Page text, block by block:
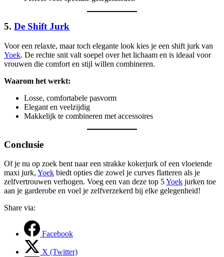
5. De Shift Jurk
Voor een relaxte, maar toch elegante look kies je een shift jurk van
Yoek. De rechte snit valt soepel over het lichaam en is ideaal voor
vrouwen die comfort en stijl willen combineren.
Waarom het werkt:
Losse, comfortabele pasvorm
Elegant en veelzijdig
Makkelijk te combineren met accessoires
Conclusie
Of je nu op zoek bent naar een strakke kokerjurk of een vloeiende
maxi jurk, Yoek biedt opties die zowel je curves flatteren als je
zelfvertrouwen verhogen. Voeg een van deze top 5Yoek jurken toe
aan je garderobe en voel je zelfverzekerd bij elke gelegenheid!
Share via:
Facebook
X (Twitter)